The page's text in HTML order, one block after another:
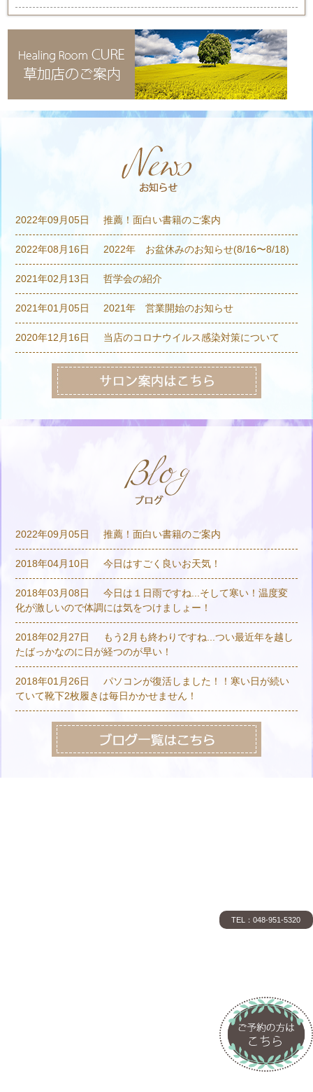
TEL：048-951-5320
2022年09月05日 推薦！面白い書籍のご案内
2022年08月16日 2022年 お盆休みのお知らせ(8/16〜8/18)
2021年02月13日 哲学会の紹介
2021年01月05日 2021年 営業開始のお知らせ
2020年12月16日 当店のコロナウイルス感染対策について
2022年09月05日 推薦！面白い書籍のご案内
2018年04月10日 今日はすごく良いお天気！
2018年03月08日
今日は１日雨ですね...そして寒い！温度変
化が激しいので体調には気をつけましょー！
2018年02月27日
もう2月も終わりですね...つい最近年を越し
たばっかなのに日が経つのが早い！
2018年01月26日
パソコンが復活しました！！寒い日が続い
ていて靴下2枚履きは毎日かかせません！